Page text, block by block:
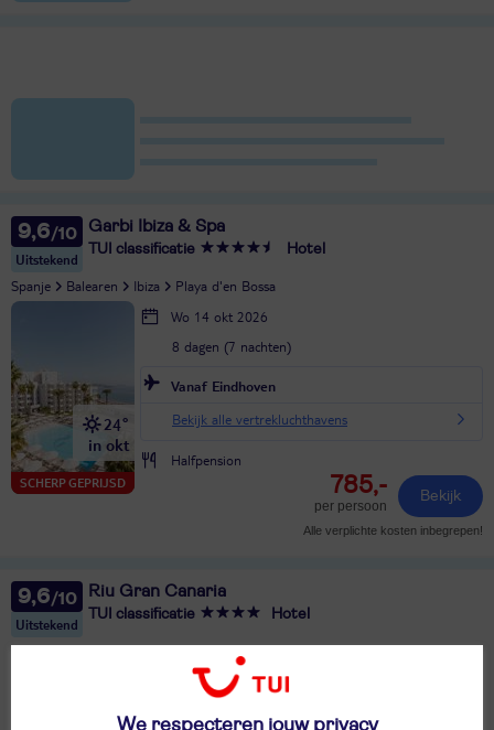
9,6
Uitstekend
Garbi Ibiza & Spa
TUI classificatie Hotel
Spanje Balearen Ibiza Playa d'en Bossa
SCHERP GEPRIJSD
24°
in okt
Wo 14 okt 2026
8 dagen (7 nachten)
Vanaf Eindhoven
Bekijk alle vertrekluchthavens
Halfpension
785,-
per persoon
Bekijk
Alle verplichte kosten inbegrepen!
9,6
Uitstekend
Riu Gran Canaria
TUI classificatie Hotel
Spanje Canarische Eilanden Gran Canaria
Meloneras
Ma 24 aug 2026
We respecteren jouw privacy